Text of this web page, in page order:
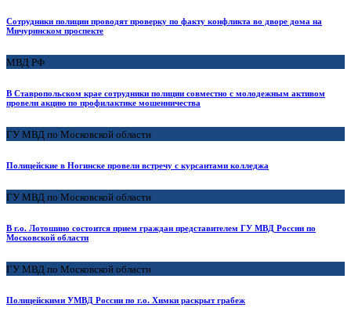
Сотрудники полиции проводят проверку по факту конфликта во дворе дома на
Мичуринском проспекте
МВД РФ
В Ставропольском крае сотрудники полиции совместно с молодежным активом
провели акцию по профилактике мошенничества
ГУ МВД по Московской области
Полицейские в Ногинске провели встречу с курсантами колледжа
ГУ МВД по Московской области
В г.о. Лотошино состоится прием граждан представителем ГУ МВД России по
Московской области
ГУ МВД по Московской области
Полицейскими УМВД России по г.о. Химки раскрыт грабеж